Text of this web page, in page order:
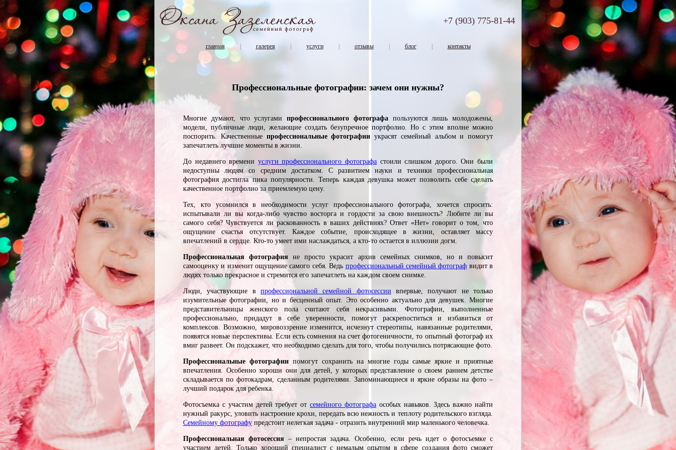
+7 (903) 775-81-44
главная галерея услуги отзывы блог контакты
Профессиональные фотографии: зачем они нужны?
Многие думают, что услугами профессионального фотографапользуются лишь молодожены,
модели, публичные люди, желающие создать безупречное портфолио. Но с этим вполне можно
поспорить. Качественные профессиональные фотографии украсят семейный альбом и помогут
запечатлеть лучшие моменты в жизни.
До недавнего времени услуги профессионального фотографа стоили слишком дорого. Они были
недоступны людям со средним достатком. С развитием науки и техники профессиональная
фотография достигла пика популярности. Теперь каждая девушка может позволить себе сделать
качественное портфолио за приемлемую цену.
Тех, кто усомнился в необходимости услуг профессионального фотографа, хочется спросить:
испытывали ли вы когда-либо чувство восторга и гордости за свою внешность? Любите ли вы
самого себя? Чувствуется ли раскованность в ваших действиях? Ответ «Нет» говорит о том, что
ощущение счастья отсутствует. Каждое событие, происходящее в жизни, оставляет массу
впечатлений в сердце. Кто-то умеет ими наслаждаться, а кто-то остается в иллюзии догм.
Профессиональная фотография не просто украсит архив семейных снимков, но и повысит
самооценку и изменит ощущение самого себя. Ведь профессиональный семейный фотограф видит в
людях только прекрасное и стремится его запечатлеть на каждом своем снимке.
Люди, участвующие в профессиональной семейной фотосессии впервые, получают не только
изумительные фотографии, но и бесценный опыт. Это особенно актуально для девушек. Многие
представительницы женского пола считают себя некрасивыми. Фотографии, выполненные
профессионально, придадут в себе уверенности, помогут раскрепоститься и избавиться от
комплексов. Возможно, мировоззрение изменится, исчезнут стереотипы, навязанные родителями,
появятся новые перспективы. Если есть сомнения на счет фотогеничности, то опытный фотограф их
вмиг развеет. Он подскажет, что необходимо сделать для того, чтобы получились потрясающие фото.
Профессиональные фотографии помогут сохранить на многие годы самые яркие и приятные
впечатления. Особенно хороши они для детей, у которых представление о своем раннем детстве
складывается по фотокадрам, сделанным родителями. Запоминающиеся и яркие образы на фото –
лучший подарок для ребенка.
Фотосъемка с участим детей требует от семейного фотографаособых навыков. Здесь важно найти
нужный ракурс, уловить настроение крохи, передать всю нежность и теплоту родительского взгляда.
Семейному фотографу предстоит нелегкая задача - отразить внутренний мир маленького человечка.
Профессиональная фотосессия – непростая задача. Особенно, если речь идет о фотосъемке с
участием детей. Только хороший специалист с немалым опытом в сфере создания фото сможет